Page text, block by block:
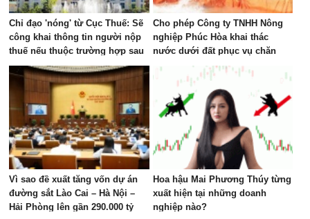
Chỉ đạo 'nóng' từ Cục Thuế: Sẽ
công khai thông tin người nộp
thuế nếu thuộc trường hợp sau
Cho phép Công ty TNHH Nông
nghiệp Phúc Hòa khai thác
nước dưới đất phục vụ chăn
nuôi tập trung tại xã Phúc Lộc
Vì sao đề xuất tăng vốn dự án
đường sắt Lào Cai – Hà Nội –
Hải Phòng lên gần 290.000 tỷ
Hoa hậu Mai Phương Thúy từng
xuất hiện tại những doanh
nghiệp nào?